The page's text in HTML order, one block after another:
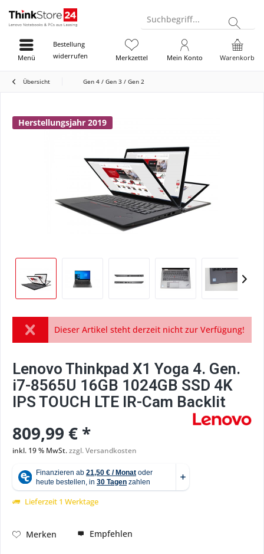
Suchbegriff...
Bestellung
widerrufen
Warenkorb
Merkzettel Mein Konto
Menü
Übersicht Gen 4 / Gen 3 / Gen 2
Herstellungsjahr 2019
Dieser Artikel steht derzeit nicht zur Verfügung!
Lenovo Thinkpad X1 Yoga 4. Gen.
i7-8565U 16GB 1024GB SSD 4K
IPS TOUCH LTE IR-Cam Backlit
809,99 € *
inkl. 19 % MwSt.zzgl. Versandkosten
Lieferzeit 1 Werktage
Merken Empfehlen